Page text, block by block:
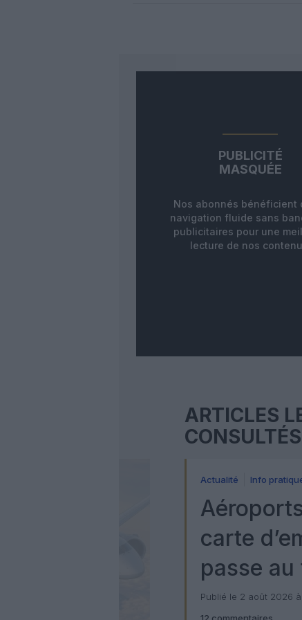
PUBLICITÉ
MASQUÉE
Nos abonnés bénéficient
navigation fluide sans
publicitaires pour une
lecture de nos
ARTICLES
Actualité Info
carte
passe au
Publié le 2 août 2026